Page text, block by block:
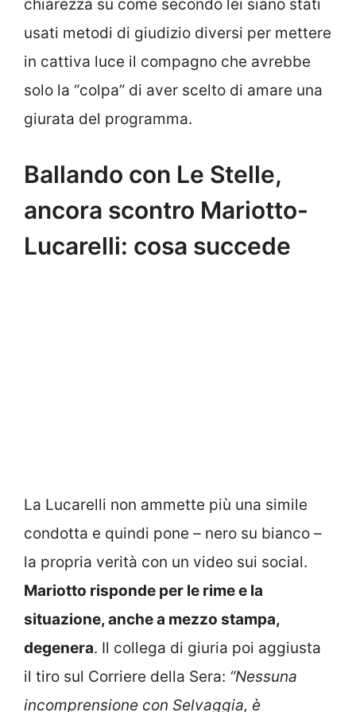
chiarezza su come secondo lei siano stati
usati metodi di giudizio diversi per mettere
in cattiva luce il compagno che avrebbe
solo la “colpa” di aver scelto di amare una
giurata del programma.
Ballando con Le Stelle,
ancora scontro Mariotto-
Lucarelli: cosa succede
La Lucarelli non ammette più una simile
condotta e quindi pone – nero su bianco –
la propria verità con un video sui social.
Mariotto risponde per le rime e la
situazione, anche a mezzo stampa,
degenera. Il collega di giuria poi aggiusta
il tiro sul Corriere della Sera: “Nessuna
incomprensione con Selvaggia, è